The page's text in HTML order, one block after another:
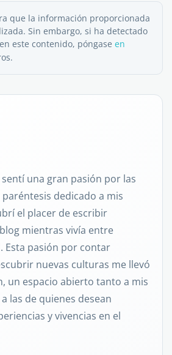
que la información proporcionada
Sin embargo, si ha detectado
este contenido, póngase en
una gran pasión por las
dedicado a mis
el placer de escribir
mientras vivía entre
Esta pasión por contar
nuevas culturas me llevó
un espacio abierto tanto a mis
las de quienes desean
y vivencias en el